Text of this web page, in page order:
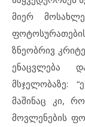
მიერ
ზნეობრივ
ენაცვლება
მსჯელობაზე:
მაშინაც კი,
მოვლენების